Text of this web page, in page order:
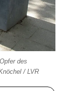
des
/ LVR